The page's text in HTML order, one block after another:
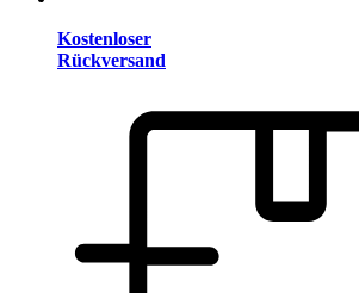
Kostenloser
Rückversand